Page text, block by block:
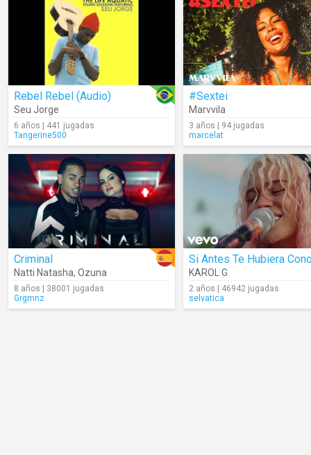
Rebel Rebel (Audio)
Seu Jorge
6 años | 441 jugadas
Tangerine500
#Sextei
Marvvila
3 años | 94 jugadas
marcelat
Criminal
Natti Natasha, Ozuna
8 años | 38001 jugadas
Grgmnz
KAROL G
2 años | 46942 jugadas
selvatica